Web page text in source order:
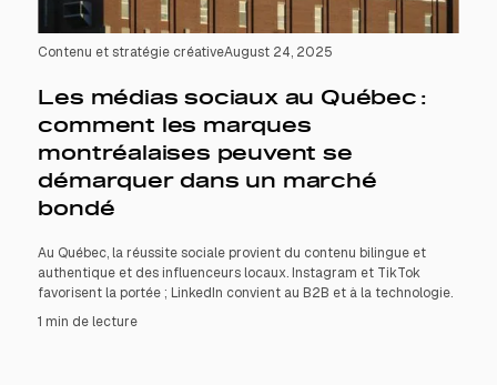
Contenu et stratégie créativeAugust 24, 2025
Les médias sociaux au Québec :
comment les marques
montréalaises peuvent se
démarquer dans un marché
bondé
Au Québec, la réussite sociale provient du contenu bilingue et
authentique et des influenceurs locaux. Instagram et TikTok
favorisent la portée ; LinkedIn convient au B2B et à la technologie.
1 min de lecture